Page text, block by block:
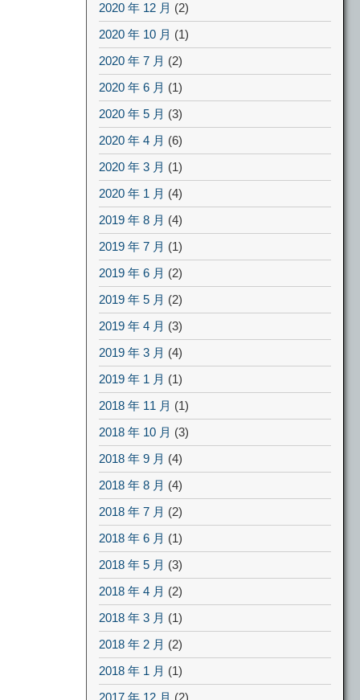
2020 年 12 月 (2)
2020 年 10 月 (1)
2020 年 7 月 (2)
2020 年 6 月 (1)
2020 年 5 月 (3)
2020 年 4 月 (6)
2020 年 3 月 (1)
2020 年 1 月 (4)
2019 年 8 月 (4)
2019 年 7 月 (1)
2019 年 6 月 (2)
2019 年 5 月 (2)
2019 年 4 月 (3)
2019 年 3 月 (4)
2019 年 1 月 (1)
2018 年 11 月 (1)
2018 年 10 月 (3)
2018 年 9 月 (4)
2018 年 8 月 (4)
2018 年 7 月 (2)
2018 年 6 月 (1)
2018 年 5 月 (3)
2018 年 4 月 (2)
2018 年 3 月 (1)
2018 年 2 月 (2)
2018 年 1 月 (1)
2017 年 12 月 (2)